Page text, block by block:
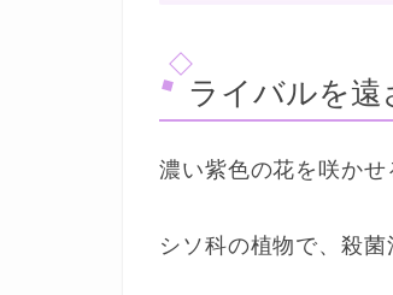
ライバルを
濃い紫色の花を咲かせ
シソ科の植物で、殺菌